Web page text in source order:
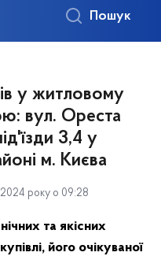
Пошук
у житловому
вул. Ореста
3,4 у
м. Києва
року о 09:28
та якісних
його очікуваної